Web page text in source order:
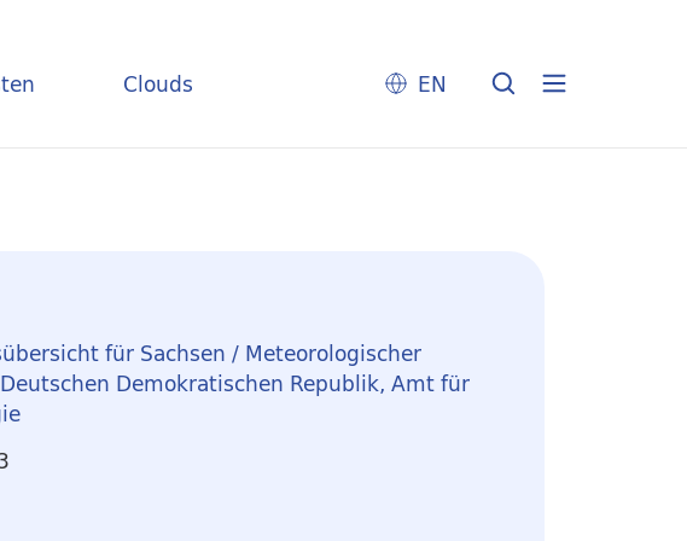
Clouds EN
für Sachsen / Meteorologischer
Demokratischen Republik, Amt für